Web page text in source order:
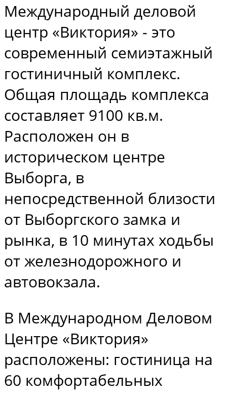
Международный деловой
центр «Виктория» - это
современный семиэтажный
гостиничный комплекс.
Общая площадь комплекса
составляет 9100 кв.м.
Расположен он в
историческом центре
Выборга, в
непосредственной близости
от Выборгского замка и
рынка, в 10 минутах ходьбы
от железнодорожного и
автовокзала.
В Международном Деловом
Центре «Виктория»
расположены: гостиница на
60 комфортабельных